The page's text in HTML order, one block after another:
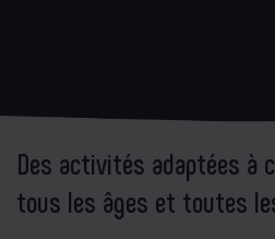
Des activités adaptées à
tous les âges et toutes